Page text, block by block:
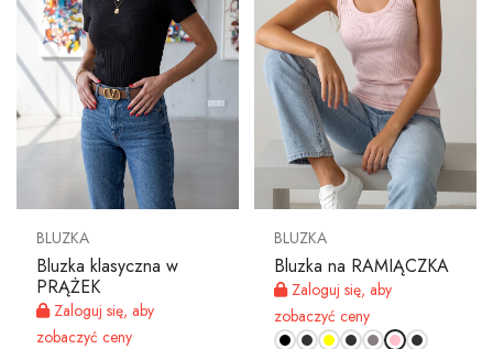
BLUZKA
Bluzka klasyczna w
PRĄŻEK
Zaloguj się, aby
zobaczyć ceny
BLUZKA
Bluzka na RAMIĄCZKA
Zaloguj się, aby
zobaczyć ceny